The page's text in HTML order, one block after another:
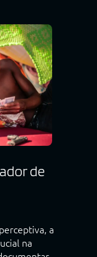
de
a
na